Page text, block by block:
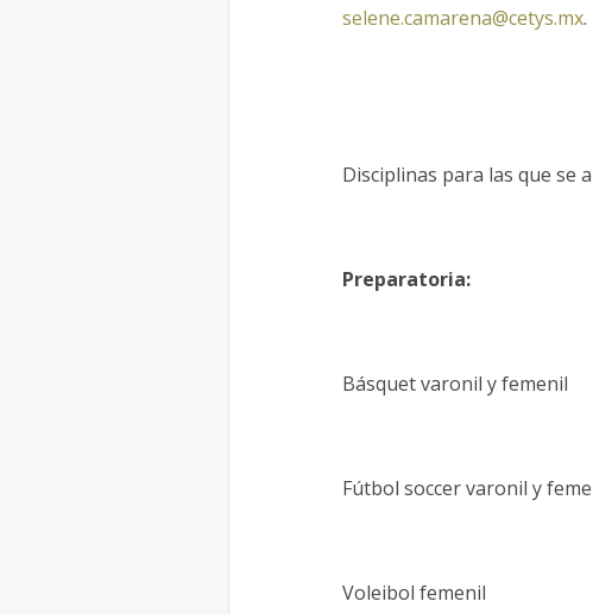
selene.camarena@cetys.mx.
Disciplinas para las que se
Preparatoria:
Básquet varonil y femenil
Fútbol soccer varonil y
Voleibol femenil